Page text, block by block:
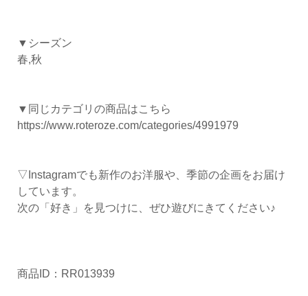
▼シーズン
春,秋
▼同じカテゴリの商品はこちら
https://www.roteroze.com/categories/4991979
▽Instagramでも新作のお洋服や、季節の企画をお届け
しています。
次の「好き」を見つけに、ぜひ遊びにきてください♪
商品ID：RR013939